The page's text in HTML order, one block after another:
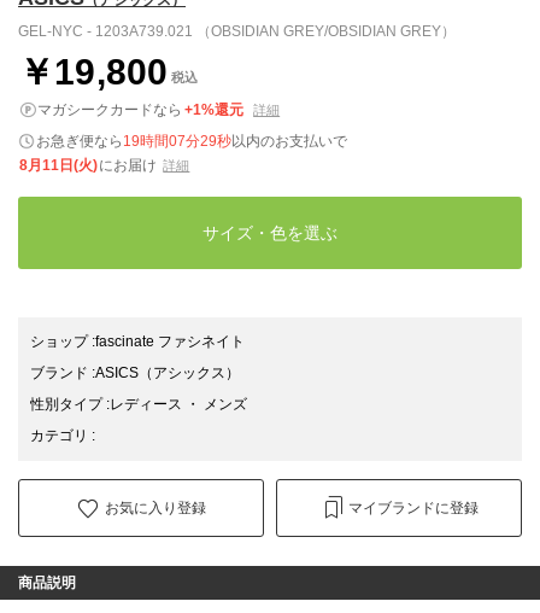
GEL-NYC - 1203A739.021 （OBSIDIAN GREY/OBSIDIAN GREY）
￥19,800 税込
マガシークカードなら +1%還元 詳細
お急ぎ便なら 19時間07分28秒以内のお支払いで
8月11日(火)にお届け 詳細
サイズ・色を選ぶ
ショップ:fascinate ファシネイト
ブランド :ASICS （アシックス）
性別タイプ:レディース ・
メンズ
カテゴリ :
お気に入り登録 マイブランドに登録
商品説明